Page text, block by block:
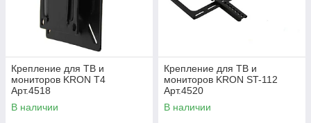
Крепление для ТВ и
мониторов KRON T4
Арт.4518
В наличии
Крепление для ТВ и
мониторов KRON ST-112
Арт.4520
В наличии